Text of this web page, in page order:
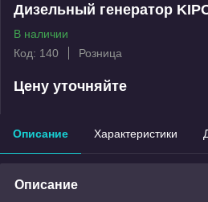
Дизельный генератор
В наличии
Код: 140
Розница
Цену уточняйте
Описание Характеристики
Описание